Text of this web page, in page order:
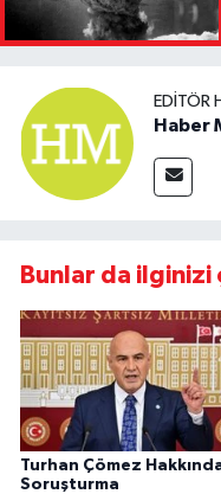
EDITÖR
Haber
Bunlar da ilginizi
Turhan Çömez
Soruşturma